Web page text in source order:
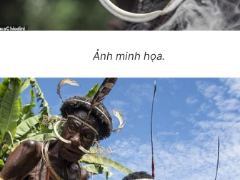
Ảnh minh họa.